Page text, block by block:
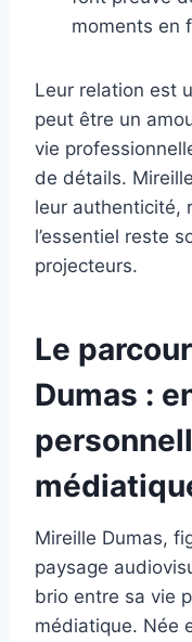
moments en
Leur relation est
peut être un
vie
de détails.
leur authenticité,
l’essentiel reste
projecteurs.
Le
Dumas :
Mireille Dumas,
paysage
brio entre sa vie
médiatique. Née